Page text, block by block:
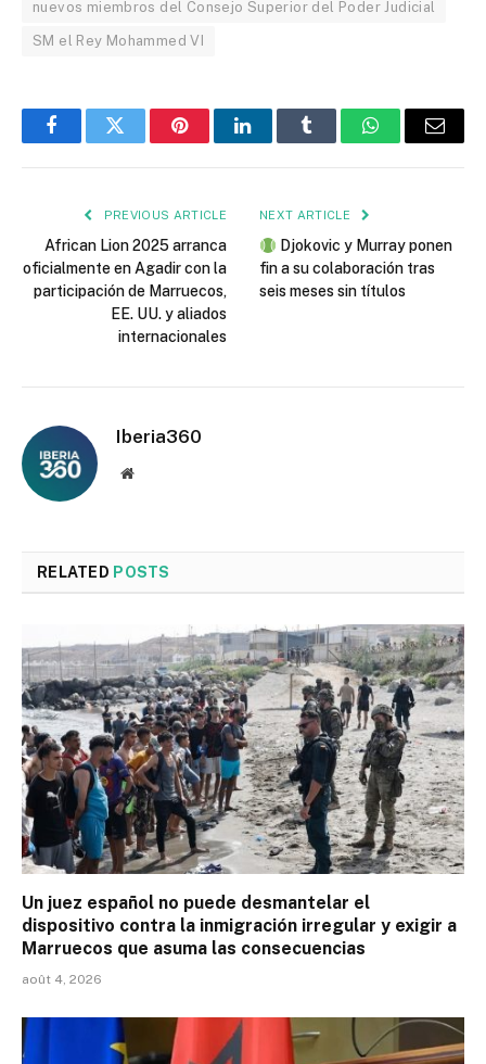
nuevos miembros del Consejo Superior del Poder Judicial
SM el Rey Mohammed VI
FacebookTwitter PinterestLinkedInTumblr WhatsAppEmail
PREVIOUS ARTICLE
African Lion 2025 arranca
oficialmente en Agadir con la
participación de Marruecos,
EE. UU. y aliados
internacionales
NEXT ARTICLE
Djokovic y Murray ponen
fin a su colaboración tras
seis meses sin títulos
Iberia360
Website
RELATED POSTS
Un juez español no puede desmantelar el
dispositivo contra la inmigración irregular y exigir a
Marruecos que asuma las consecuencias
août 4, 2026